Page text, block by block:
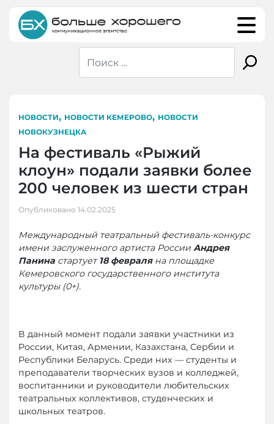
content
НОВОСТИ, НОВОСТИ КЕМЕРОВО, НОВОСТИ
НОВОКУЗНЕЦКА
На фестиваль «Рыжий
клоун» подали заявки более
200 человек из шести стран
Опубликовано 14.02.2025
Международный театральный фестиваль-конкурс
имени заслуженного артиста России Андрея
Панина стартует 18 февраляна площадке
Кемеровского государственного института
культуры (0+).
В данный момент подали заявки участники из
России, Китая, Армении, Казахстана, Сербии и
Республики Беларусь. Среди них — студенты и
преподаватели творческих вузов и колледжей,
воспитанники и руководители любительских
театральных коллективов, студенческих и
школьных театров.